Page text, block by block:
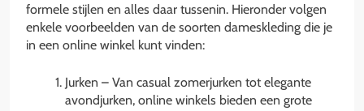
formele stijlen en alles daar tussenin. Hieronder volgen
enkele voorbeelden van de soorten dameskleding die je
in een online winkel kunt vinden:
Jurken – Van casual zomerjurken tot elegante
avondjurken, online winkels bieden een grote